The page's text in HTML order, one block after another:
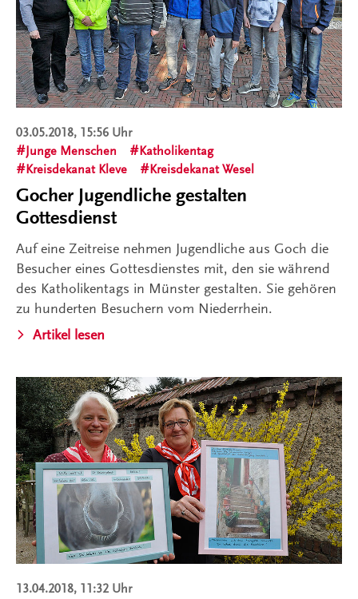
03.05.2018, 15:56 Uhr
Junge Menschen
Katholikentag
Kreisdekanat Kleve
Kreisdekanat Wesel
Gocher Jugendliche gestalten
Gottesdienst
Auf eine Zeitreise nehmen Jugendliche aus Goch die
Besucher eines Gottesdienstes mit, den sie während
des Katholikentags in Münster gestalten. Sie gehören
zu hunderten Besuchern vom Niederrhein.
Artikel lesen
13.04.2018, 11:32 Uhr